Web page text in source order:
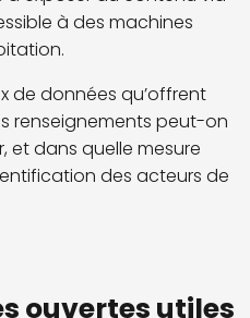
à des machines
de données qu’offrent
renseignements peut-on
et dans quelle mesure
des acteurs de
ouvertes utiles